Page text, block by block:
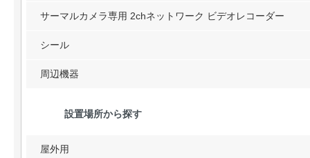
サーマルカメラ専用 2chネットワーク ビデオレコーダー
シール
周辺機器
設置場所から探す
屋外用